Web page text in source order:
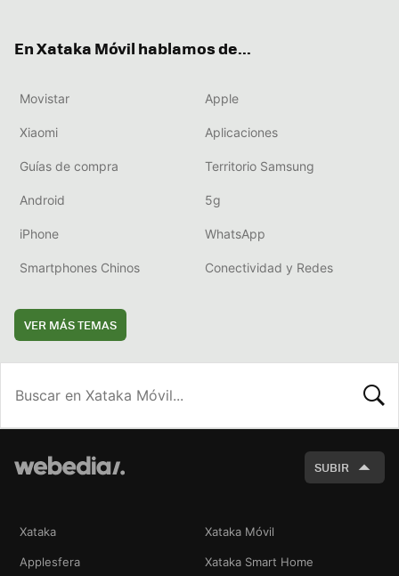
En Xataka Móvil hablamos de...
Movistar Apple
Xiaomi Aplicaciones
Guías de compra Territorio Samsung
Android 5g
iPhone WhatsApp
Smartphones Chinos Conectividad y Redes
VER MÁS TEMAS
SUBIR
Xataka Xataka Móvil
Applesfera Xataka Smart Home